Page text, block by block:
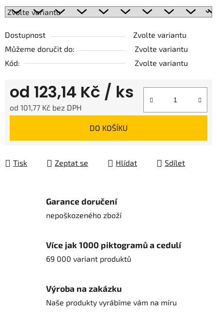
Dostupnost
Zvolte variantu
Můžeme doručit do:
Zvolte variantu
Kód:
Zvolte variantu
od 123,14 Kč / ks
od 101,77 Kč bez DPH
DO KOŠÍKU
Tisk Zeptat se Hlídat Sdílet
Garance doručení
nepoškozeného zboží
Více jak 1000 piktogramů a cedulí
69 000 variant produktů
Výroba na zakázku
Naše produkty vyrábíme vám na míru